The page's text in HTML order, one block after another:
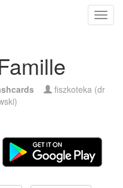
fiszkoteka (dr